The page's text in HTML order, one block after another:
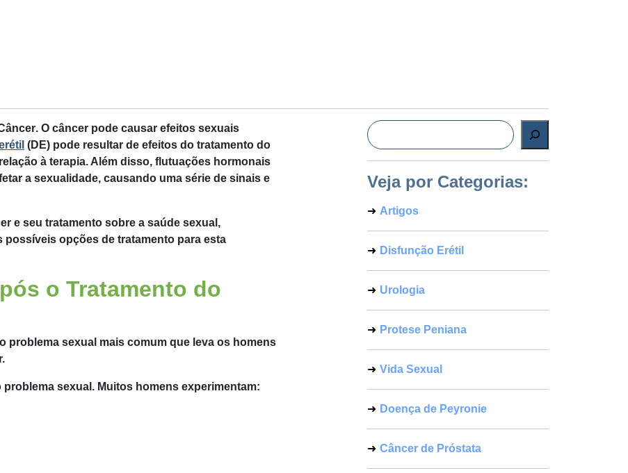
. O câncer pode causar efeitos sexuais
(DE) pode resultar de efeitos do tratamento do
à terapia. Além disso, flutuações hormonais
a sexualidade, causando uma série de sinais e
e seu tratamento sobre a saúde sexual,
possíveis opções de tratamento para esta
o Tratamento do
problema sexual mais comum que leva os homens
sexual. Muitos homens experimentam:
Pesquisar
Veja por Categorias:
Artigos
Disfunção Erétil
Urologia
Protese Peniana
Vida Sexual
Doença de Peyronie
Câncer de Próstata